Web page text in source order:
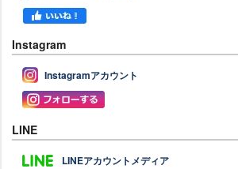
Instagram
Instagramアカウント
LINE
LINEアカウントメディア